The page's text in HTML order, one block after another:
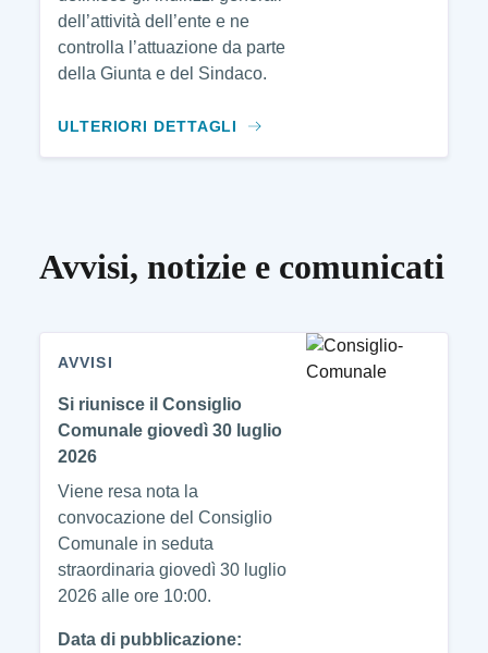
dell’attività dell’ente e ne
controlla l’attuazione da parte
della Giunta e del Sindaco.
ULTERIORI DETTAGLI
Avvisi, notizie e comunicati
AVVISI
Si riunisce il Consiglio
Comunale giovedì 30 luglio
2026
Viene resa nota la
convocazione del Consiglio
Comunale in seduta
straordinaria giovedì 30 luglio
2026 alle ore 10:00.
Data di pubblicazione: